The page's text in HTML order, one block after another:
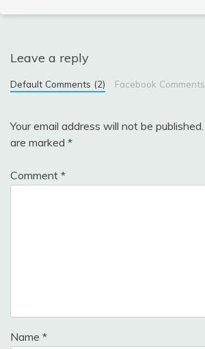
Leave a reply
Default Comments (2) Facebook Comments
Your email address will not be published.
are marked *
Comment *
Name *